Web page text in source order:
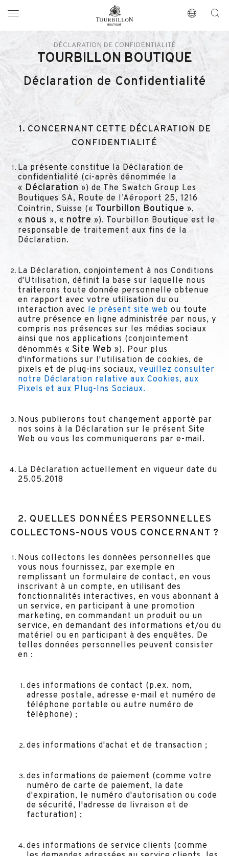
https://www.tourbillon.com/index.php/fr
DÉCLARATION DE CONFIDENTIALITÉ
TOURBILLON BOUTIQUE
Déclaration de Confidentialité
1. CONCERNANT CETTE DÉCLARATION DE
CONFIDENTIALITÉ
La présente constitue la Déclaration de
confidentialité (ci-après dénommée la
« Déclaration ») de The Swatch Group Les
Boutiques SA, Route de l’Aéroport 25, 1216
Cointrin, Suisse (« Tourbillon Boutique »,
« nous », « notre »). Tourbillon Boutique est le
responsable de traitement aux fins de la
Déclaration.
La Déclaration, conjointement à nos Conditions
d'Utilisation, définit la base sur laquelle nous
traiterons toute donnée personnelle obtenue
en rapport avec votre utilisation du ou
interaction avec
le présent site web ou toute
autre présence en ligne administrée par nous, y
compris nos présences sur les médias sociaux
ainsi que nos applications (conjointement
dénommés « Site Web »). Pour plus
d'informations sur l'utilisation de cookies, de
pixels et de plug-ins sociaux, veuillez consulter
notre Déclaration relative aux Cookies, aux
Pixels et aux Plug-Ins Sociaux.
Nous publierons tout changement apporté par
nos soins à la Déclaration sur le présent Site
Web ou vous les communiquerons par e-mail.
La Déclaration actuellement en vigueur date du
25.05.2018
2. QUELLES DONNÉES PERSONNELLES
COLLECTONS-NOUS VOUS CONCERNANT ?
Nous collectons les données personnelles que
vous nous fournissez, par exemple en
remplissant un formulaire de contact, en vous
inscrivant à un compte, en utilisant des
fonctionnalités interactives, en vous abonnant à
un service, en participant à une promotion
marketing, en commandant un produit ou un
service, en demandant des informations et/ou du
matériel ou en participant à des enquêtes. De
telles données personnelles peuvent consister
en :
des informations de contact (p.ex. nom,
adresse postale, adresse e-mail et numéro de
téléphone portable ou autre numéro de
téléphone) ;
des informations d'achat et de transaction ;
des informations de paiement (comme votre
numéro de carte de paiement, la date
d'expiration, le numéro d'autorisation ou code
de sécurité, l'adresse de livraison et de
facturation) ;
des informations de service clients (comme